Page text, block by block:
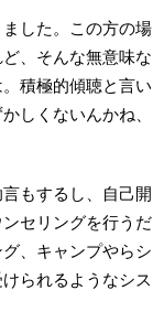
した。この方の場
、そんな無意味な
積極的傾聴と言い
しくないんかね、
もするし、自己開
セリングを行うだ
、キャンプやらシ
られるようなシス